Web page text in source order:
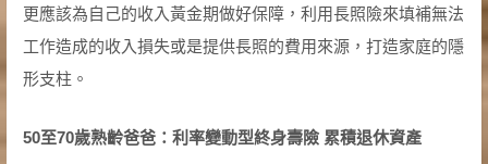
更應該為自己的收入黃金期做好保障，利用長照險來填補無法
工作造成的收入損失或是提供長照的費用來源，打造家庭的隱
形支柱。
50至70歲熟齡爸爸：利率變動型終身壽險 累積退休資產